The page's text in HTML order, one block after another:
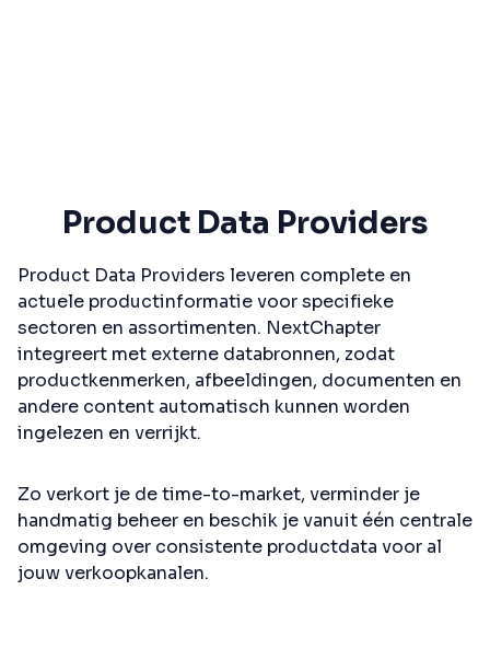
Product Data Providers
Product Data Providers leveren complete en
actuele productinformatie voor specifieke
sectoren en assortimenten. NextChapter
integreert met externe databronnen, zodat
productkenmerken, afbeeldingen, documenten en
andere content automatisch kunnen worden
ingelezen en verrijkt.
Zo verkort je de time-to-market, verminder je
handmatig beheer en beschik je vanuit één centrale
omgeving over consistente productdata voor al
jouw verkoopkanalen.